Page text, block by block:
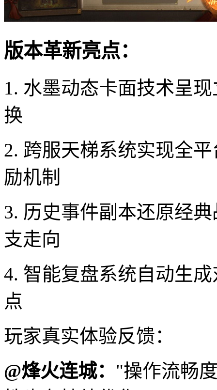
版本革新亮点：
1. 水墨动态卡面技术呈
换
2. 跨服天梯系统实现全
励机制
3. 历史事件副本还原经
支走向
4. 智能复盘系统自动生
点
玩家真实体验反馈：
@烽火连城： "操作流畅